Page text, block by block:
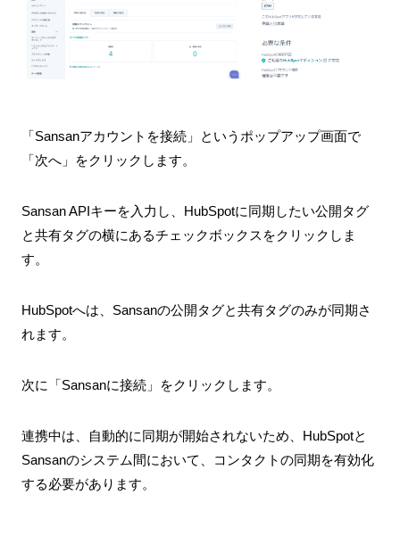
「Sansanアカウントを接続」というポップアップ画面で
「次へ」をクリックします。
Sansan APIキーを入力し、HubSpotに同期したい公開タグ
と共有タグの横にあるチェックボックスをクリックしま
す。
HubSpotへは、Sansanの公開タグと共有タグのみが同期さ
れます。
次に「Sansanに接続」をクリックします。
連携中は、自動的に同期が開始されないため、HubSpotと
Sansanのシステム間において、コンタクトの同期を有効化
する必要があります。